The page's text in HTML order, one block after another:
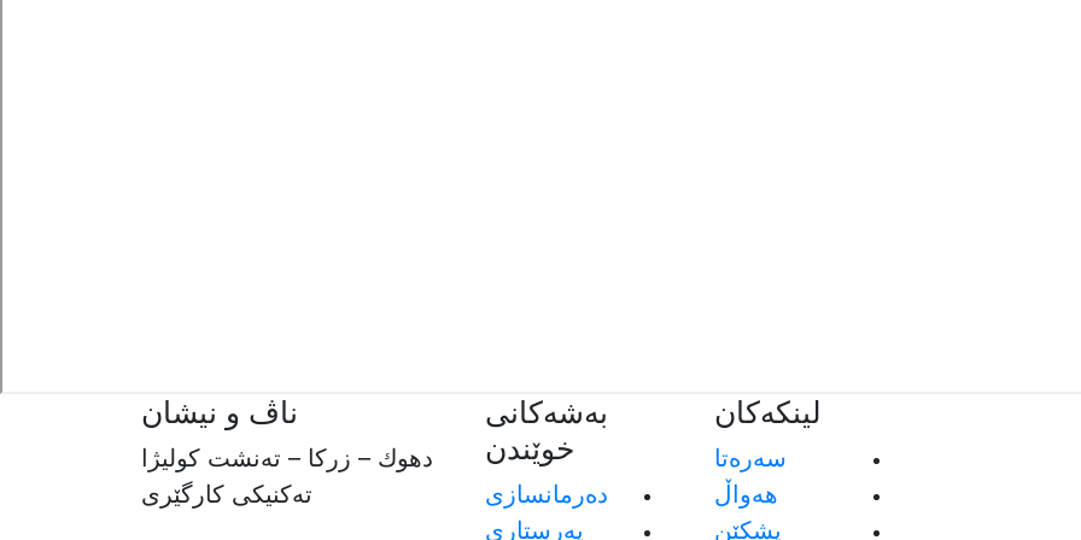
لینکەکان
سەرەتا
هەواڵ
پشکێن
بەشەکانی
خوێندن
دەرمانسازی
پەرستاری
ناڤ و نیشان
دهوك – زركا – ته‌نشت كوليژا
ته‌كنيكى كارگێرى